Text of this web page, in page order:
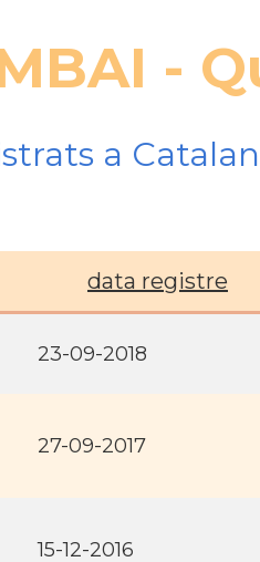
-
a
data registre
23-09-2018
27-09-2017
15-12-2016